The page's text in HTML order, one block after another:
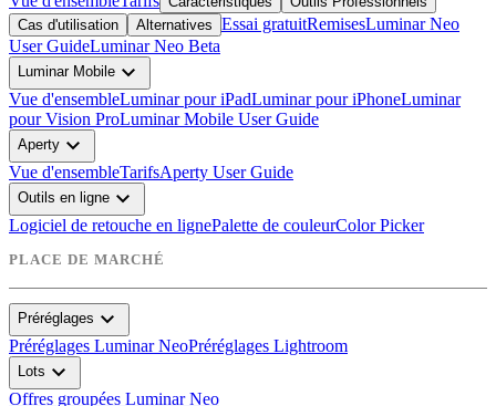
Cas d'utilisation
Alternatives Essai gratuitRemisesLuminar Neo
User GuideLuminar Neo Beta
Luminar Mobile expand_more
Vue d'ensembleLuminar pour iPadLuminar pour iPhoneLuminar
pour Vision ProLuminar Mobile User Guide
Aperty expand_more
Vue d'ensembleTarifsAperty User Guide
Outils en ligne expand_more
Logiciel de retouche en lignePalette de couleurColor Picker
PLACE DE MARCHÉ
Préréglages expand_more
Préréglages Luminar NeoPréréglages Lightroom
Lots expand_more
Offres groupées Luminar Neo